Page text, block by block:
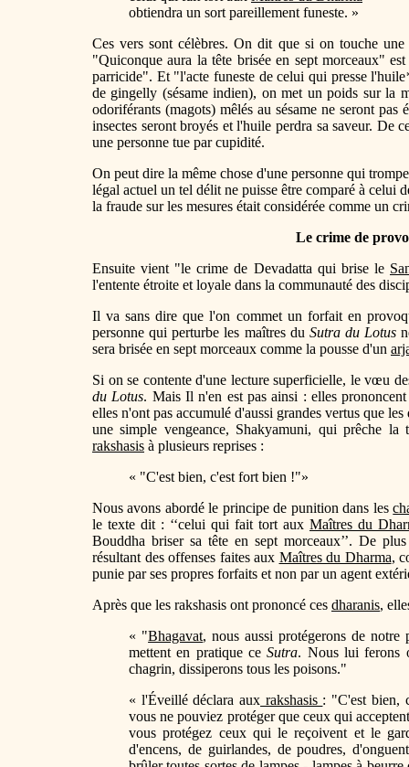
obtiendra un sort pareillement funeste. »
Ces vers sont célèbres. On dit que si on touche
"Quiconque aura la tête brisée en sept morceaux"
parricide". Et "l'acte funeste de celui qui presse l'huile
de gingelly (sésame indien), on met un poids sur la
odoriférants (magots) mêlés au sésame ne seront
insectes seront broyés et l'huile perdra sa saveur. De
une personne tue par cupidité.
On peut dire la même chose d'une personne qui
légal actuel un tel délit ne puisse être comparé à
la fraude sur les mesures était considérée comme un
Le crime de
Ensuite vient "le crime de Devadatta qui brise le
l'entente étroite et loyale dans la communauté des
Il va sans dire que l'on commet un forfait en
personne qui perturbe les maîtres du Sutra du Lotus
sera brisée en sept morceaux comme la pousse d'un
Si on se contente d'une lecture superficielle, le vœu
du Lotus. Mais Il n'en est pas ainsi : elles
elles n'ont pas accumulé d'aussi grandes vertus que
une simple vengeance, Shakyamuni, qui prêche la
rakshasis à plusieurs reprises :
« "C'est bien, c'est fort bien !"»
Nous avons abordé le principe de punition dans les
le texte dit : ‘‘celui qui fait tort aux Maîtres du
Bouddha briser sa tête en sept morceaux’’. De
résultant des offenses faites aux Maîtres du Dharma,
punie par ses propres forfaits et non par un agent
Après que les rakshasis ont prononcé ces dharanis,
« "Bhagavat, nous aussi protégerons de
mettent en pratique ceSutra. Nous lui ferons
chagrin, dissiperons tous les poisons."
« l'Éveillé déclara aux rakshasis : "C'est bien,
vous ne pouviez protéger que ceux qui
vous protégez ceux qui le reçoivent et le
d'encens, de guirlandes, de poudres,